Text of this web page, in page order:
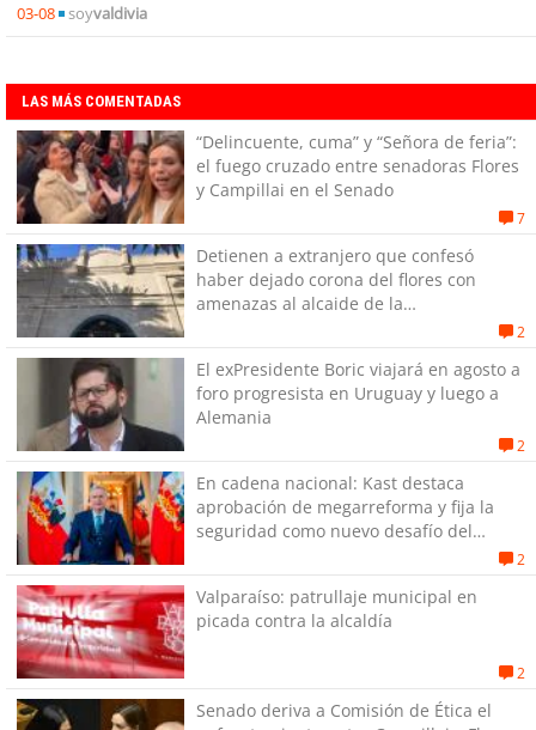
03-08 soyvaldivia
LAS MÁS COMENTADAS
“Delincuente, cuma” y “Señora de feria”:
el fuego cruzado entre senadoras Flores
y Campillai en el Senado
7
Detienen a extranjero que confesó
haber dejado corona del flores con
amenazas al alcaide de la
2
El exPresidente Boric viajará en agosto a
foro progresista en Uruguay y luego a
Alemania
2
En cadena nacional: Kast destaca
aprobación de megarreforma y fija la
seguridad como nuevo desafío del
2
Valparaíso: patrullaje municipal en
picada contra la alcaldía
2
Senado deriva a Comisión de Ética el